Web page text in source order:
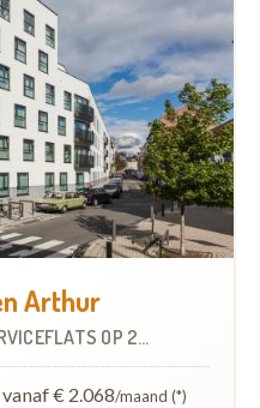
Arthur
OP 2.4 KM
vanaf € 2.068/maand (*)